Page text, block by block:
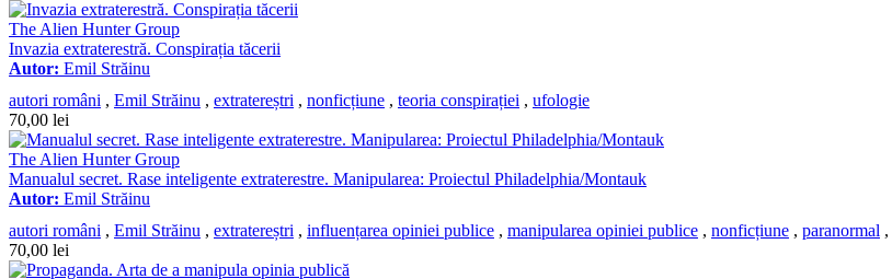
The Alien Hunter Group
Invazia extraterestră. Conspirația tăcerii
Autor: Emil Străinu
autori români , Emil Străinu , extratereștri , nonficțiune , teoria conspirației , ufologie
70,00 lei
The Alien Hunter Group
Manualul secret. Rase inteligente extraterestre. Manipularea: Proiectul Philadelphia/Montauk
Autor: Emil Străinu
autori români , Emil Străinu , extratereștri , influențarea opiniei publice , manipularea opiniei publice , nonficțiune , paranormal ,
70,00 lei